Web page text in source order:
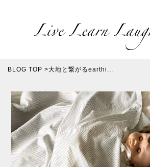
BLOG TOP >大地と繋がるearthi...